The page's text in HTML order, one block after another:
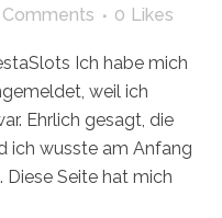
0 Likes
Ich habe mich
weil ich
Ehrlich gesagt, die
ich wusste am Anfang
Seite hat mich